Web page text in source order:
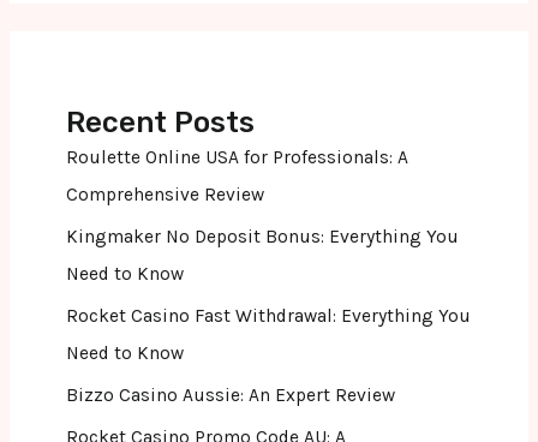
Recent Posts
Roulette Online USA for Professionals: A
Comprehensive Review
Kingmaker No Deposit Bonus: Everything You
Need to Know
Rocket Casino Fast Withdrawal: Everything You
Need to Know
Bizzo Casino Aussie: An Expert Review
Rocket Casino Promo Code AU: A